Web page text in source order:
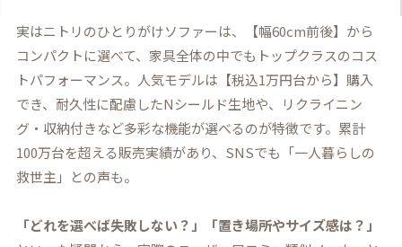
実はニトリのひとりがけソファーは、【幅60cm前後】から
コンパクトに選べて、家具全体の中でもトップクラスのコス
トパフォーマンス。人気モデルは【税込1万円台から】購入
でき、耐久性に配慮したNシールド生地や、リクライニン
グ・収納付きなど多彩な機能が選べるのが特徴です。 累計
100万台を超える販売実績があり、SNSでも「一人暮らしの
救世主」との声も。
「どれを選べば失敗しない？」「置き場所やサイズ感は？」